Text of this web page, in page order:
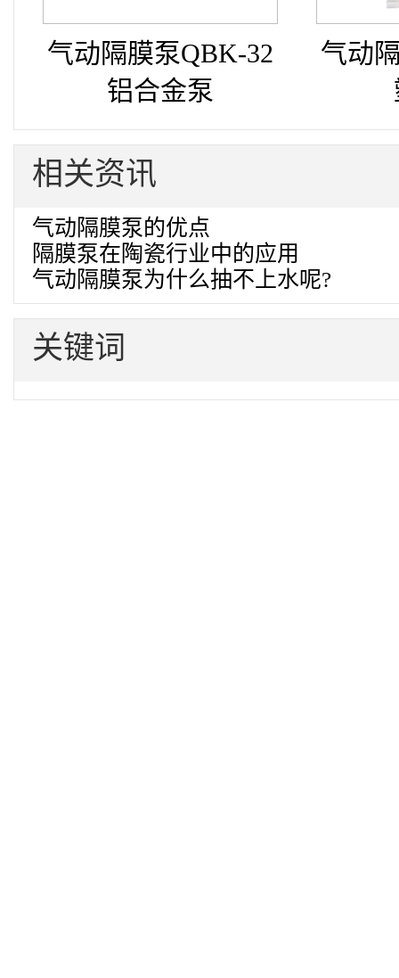
气动隔膜泵QBK-32
铝合金泵
气动
相关资讯
气动隔膜泵的优点
隔膜泵在陶瓷行业中的应用
气动隔膜泵为什么抽不上水呢?
关键词